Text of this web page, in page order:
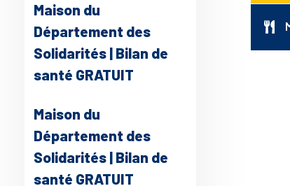
Maison du
Département des
Solidarités | Bilan de
santé GRATUIT
Maison du
Département des
Solidarités | Bilan de
santé GRATUIT